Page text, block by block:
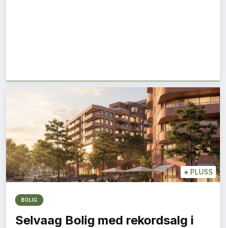
+ PLUSS
BOLIG
Selvaag Bolig med rekordsalg i